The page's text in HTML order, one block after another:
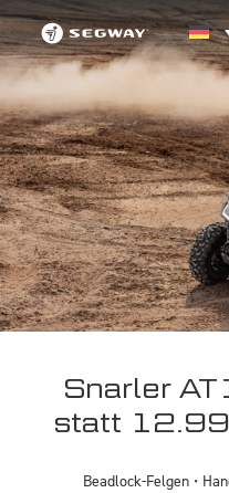
Snarler
statt
Beadlock-Felgen •